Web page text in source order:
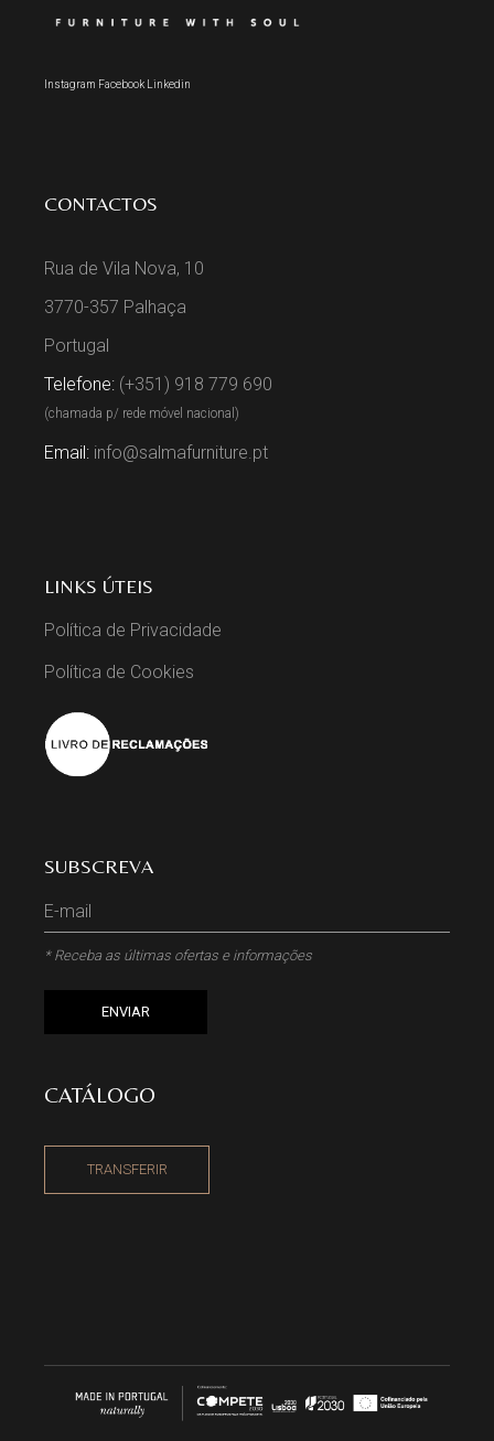
Instagram Facebook Linkedin
CONTACTOS
Rua de Vila Nova, 10
3770-357 Palhaça
Portugal
Telefone: (+351) 918 779 690
(chamada p/ rede móvel nacional)
Email: info@salmafurniture.pt
LINKS ÚTEIS
Política de Privacidade
Política de Cookies
SUBSCREVA
* Receba as últimas ofertas e informações
ENVIAR
CATÁLOGO
TRANSFERIR